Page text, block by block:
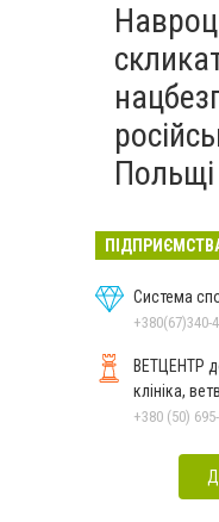
Польщі
Система
+380(67)340-
ВЕТЦЕНТР
клініка,
стрижки.